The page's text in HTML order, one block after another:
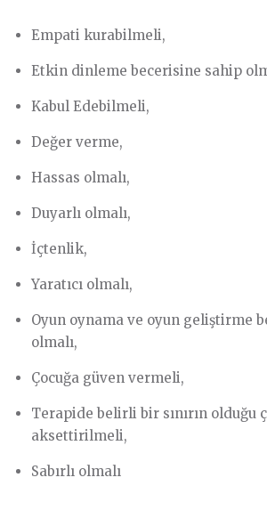
Empati kurabilmeli,
Etkin dinleme becerisine sahip
Kabul Edebilmeli,
Değer verme,
Hassas olmalı,
Duyarlı olmalı,
İçtenlik,
Yaratıcı olmalı,
Oyun oynama ve oyun geliştirme
olmalı,
Çocuğa güven vermeli,
Terapide belirli bir sınırın olduğu
aksettirilmeli,
Sabırlı olmalı